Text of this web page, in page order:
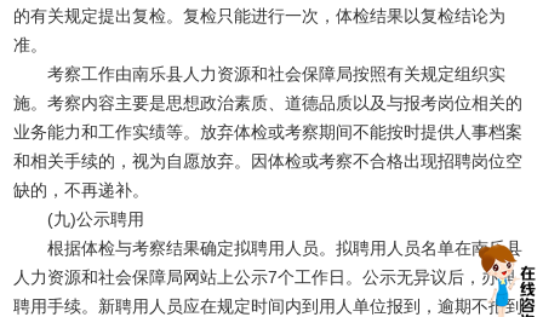
的有关规定提出复检。复检只能进行一次，体检结果以复检结论为
准。
考察工作由南乐县人力资源和社会保障局按照有关规定组织实
施。考察内容主要是思想政治素质、道德品质以及与报考岗位相关的
业务能力和工作实绩等。放弃体检或考察期间不能按时提供人事档案
和相关手续的，视为自愿放弃。因体检或考察不合格出现招聘岗位空
缺的，不再递补。
(九)公示聘用
根据体检与考察结果确定拟聘用人员。拟聘用人员名单在南乐县
人力资源和社会保障局网站上公示7个工作日。公示无异议后，办理
聘用手续。新聘用人员应在规定时间内到用人单位报到，逾期不报到